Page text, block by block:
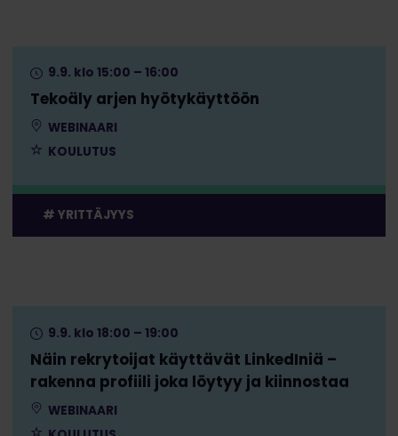
Tekoäly arjen hyötykäyttöön
9.9. klo 15:00 – 16:00
WEBINAARI
KOULUTUS
YRITTÄJYYS
Näin rekrytoijat käyttävät LinkedIniä –
rakenna profiili joka löytyy ja kiinnostaa
9.9. klo 18:00 – 19:00
WEBINAARI